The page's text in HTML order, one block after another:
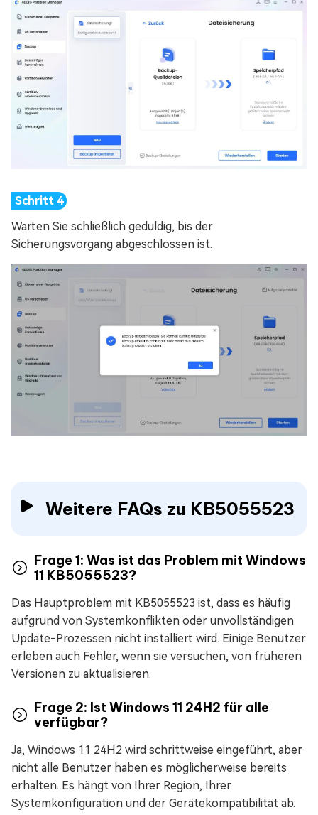
Warten Sie schließlich geduldig, bis der
Sicherungsvorgang abgeschlossen ist.
Weitere FAQs zu KB5055523
Frage 1: Was ist das Problem mit Windows
11 KB5055523?
Das Hauptproblem mit KB5055523 ist, dass es häufig
aufgrund von Systemkonflikten oder unvollständigen
Update-Prozessen nicht installiert wird. Einige Benutzer
erleben auch Fehler, wenn sie versuchen, von früheren
Versionen zu aktualisieren.
Frage 2: Ist Windows 11 24H2 für alle
verfügbar?
Ja, Windows 11 24H2 wird schrittweise eingeführt, aber
nicht alle Benutzer haben es möglicherweise bereits
erhalten. Es hängt von Ihrer Region, Ihrer
Systemkonfiguration und der Gerätekompatibilität ab.